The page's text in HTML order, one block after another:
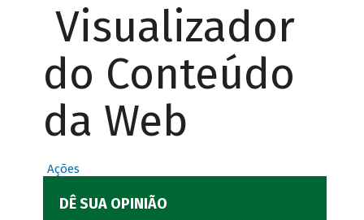
Visualizador
do Conteúdo
da Web
Ações
DÊ SUA OPINIÃO